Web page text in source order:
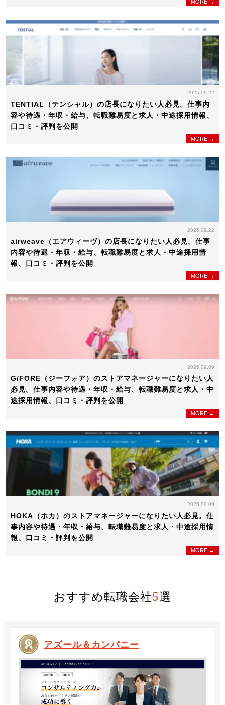
MORE →
2025.09.22
TENTIAL（テンシャル）の店長になりたい人必見。仕事内
容や待遇・年収・給与、転職難易度と求人・中途採用情報、
口コミ・評判を公開
MORE →
2025.09.22
airweave（エアウィーヴ）の店長になりたい人必見。仕事
内容や待遇・年収・給与、転職難易度と求人・中途採用情
報、口コミ・評判を公開
MORE →
2025.09.09
G/FORE（ジーフォア）のストアマネージャーになりたい人
必見。仕事内容や待遇・年収・給与、転職難易度と求人・中
途採用情報、口コミ・評判を公開
MORE →
2025.09.09
HOKA（ホカ）のストアマネージャーになりたい人必見。仕
事内容や待遇・年収・給与、転職難易度と求人・中途採用情
報、口コミ・評判を公開
MORE →
おすすめ転職会社5選
アズール＆カンパニー